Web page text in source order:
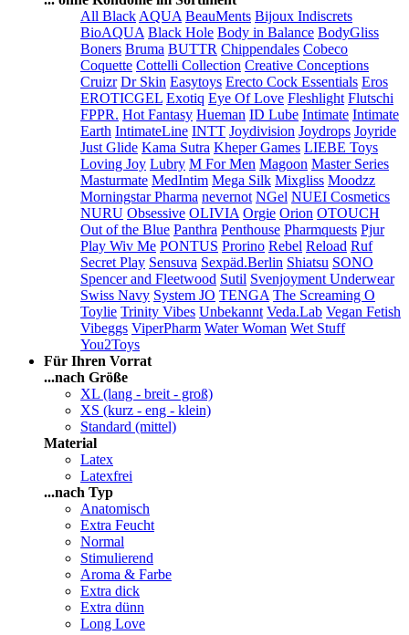
All Black AQUA BeauMents Bijoux Indiscrets
BioAQUA Black Hole Body in Balance BodyGliss
Boners Bruma BUTTR Chippendales Cobeco
Coquette Cottelli Collection Creative Conceptions
Cruizr Dr Skin Easytoys Erecto Cock Essentials Eros
EROTICGEL Exotiq Eye Of Love Fleshlight Flutschi
FPPR. Hot Fantasy Hueman ID Lube Intimate Intimate
Earth IntimateLine INTT Joydivision Joydrops Joyride
Just Glide Kama Sutra Kheper Games LIEBE Toys
Loving Joy Lubry M For Men Magoon Master Series
Masturmate MedIntim Mega Silk Mixgliss Moodzz
Morningstar Pharma nevernot NGel NUEI Cosmetics
NURU Obsessive OLIVIA Orgie Orion OTOUCH
Out of the Blue Panthra Penthouse Pharmquests Pjur
Play Wiv Me PONTUS Prorino Rebel Reload Ruf
Secret Play Sensuva Sexpäd.Berlin Shiatsu SONO
Spencer and Fleetwood Sutil Svenjoyment Underwear
Swiss Navy System JO TENGA The Screaming O
Toylie Trinity Vibes Unbekannt Veda.Lab Vegan Fetish
Vibeggs ViperPharm Water Woman Wet Stuff
You2Toys
Für Ihren Vorrat
...nach Größe
XL (lang - breit - groß)
XS (kurz - eng - klein)
Standard (mittel)
Material
Latex
Latexfrei
...nach Typ
Anatomisch
Extra Feucht
Normal
Stimulierend
Aroma & Farbe
Extra dick
Extra dünn
Long Love